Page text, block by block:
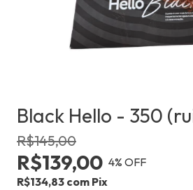
Black Hello - 350
R$145,00
R$139,00 4% OFF
R$134,83 com Pix